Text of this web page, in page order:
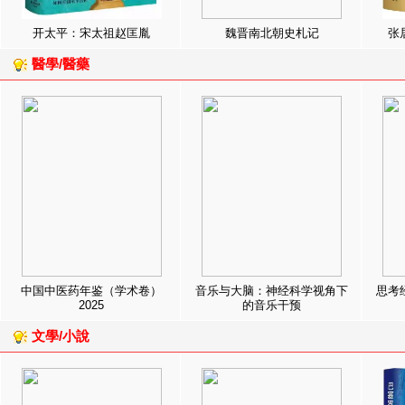
开太平：宋太祖赵匡胤 魏晋南北朝史札记 张
醫學/醫藥
中国中医药年鉴（学术卷）
2025
音乐与大脑：神经科学视角下
的音乐干预
思考
文學/小說